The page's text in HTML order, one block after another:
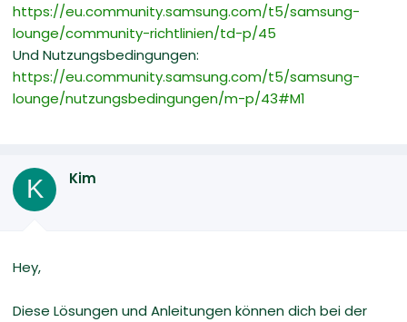
https://eu.community.samsung.com/t5/samsung-
lounge/community-richtlinien/td-p/45
Und Nutzungsbedingungen:
https://eu.community.samsung.com/t5/samsung-
lounge/nutzungsbedingungen/m-p/43#M1
K Kim
Hey,
Diese Lösungen und Anleitungen können dich bei der